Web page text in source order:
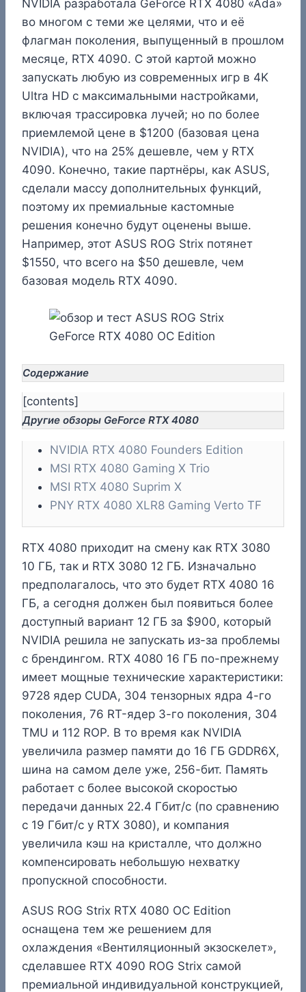
NVIDIA разработала GeForce RTX 4080 «Ada»
во многом с теми же целями, что и её
флагман поколения, выпущенный в прошлом
месяце, RTX 4090. С этой картой можно
запускать любую из современных игр в 4K
Ultra HD с максимальными настройками,
включая трассировка лучей; но по более
приемлемой цене в $1200 (базовая цена
NVIDIA), что на 25% дешевле, чем у RTX
4090. Конечно, такие партнёры, как ASUS,
сделали массу дополнительных функций,
поэтому их премиальные кастомные
решения конечно будут оценены выше.
Например, этот ASUS ROG Strix потянет
$1550, что всего на $50 дешевле, чем
базовая модель RTX 4090.
Содержание
[contents]
Другие обзоры GeForce RTX 4080
NVIDIA RTX 4080 Founders Edition
MSI RTX 4080 Gaming X Trio
MSI RTX 4080 Suprim X
PNY RTX 4080 XLR8 Gaming Verto TF
RTX 4080 приходит на смену как RTX 3080
10 ГБ, так и RTX 3080 12 ГБ. Изначально
предполагалось, что это будет RTX 4080 16
ГБ, а сегодня должен был появиться более
доступный вариант 12 ГБ за $900, который
NVIDIA решила не запускать из-за проблемы
с брендингом. RTX 4080 16 ГБ по-прежнему
имеет мощные технические характеристики:
9728 ядер CUDA, 304 тензорных ядра 4-го
поколения, 76 RT-ядер 3-го поколения, 304
TMU и 112 ROP. В то время как NVIDIA
увеличила размер памяти до 16 ГБ GDDR6X,
шина на самом деле уже, 256-бит. Память
работает с более высокой скоростью
передачи данных 22.4 Гбит/с (по сравнению
с 19 Гбит/с у RTX 3080), и компания
увеличила кэш на кристалле, что должно
компенсировать небольшую нехватку
пропускной способности.
ASUS ROG Strix RTX 4080 OC Edition
оснащена тем же решением для
охлаждения «Вентиляционный экзоскелет»,
сделавшее RTX 4090 ROG Strix самой
премиальной индивидуальной конструкцией,